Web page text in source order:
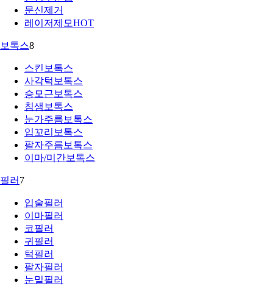
문신제거
레이저제모HOT
보톡스8
스킨보톡스
사각턱보톡스
승모근보톡스
침샘보톡스
눈가주름보톡스
입꼬리보톡스
팔자주름보톡스
이마/미간보톡스
필러 7
입술필러
이마필러
코필러
귀필러
턱필러
팔자필러
눈밑필러